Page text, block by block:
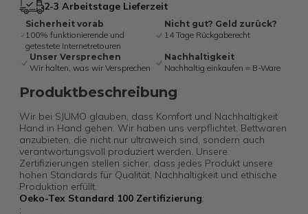
2-3 Arbeitstage Lieferzeit
Sicherheit vorab
100% funktionierende und
getestete Internetretouren
Nicht gut? Geld zurück?
14 Tage Rückgaberecht
Unser Versprechen
Wir halten, was wir Versprechen
Nachhaltigkeit
Nachhaltig einkaufen = B-Ware
Produktbeschreibung
Wir bei SJUMO glauben, dass Komfort und Nachhaltigkeit
Hand in Hand gehen. Wir haben uns verpflichtet, Bettwaren
anzubieten, die nicht nur ultraweich sind, sondern auch
verantwortungsvoll produziert werden. Unsere
Zertifizierungen stellen sicher, dass jedes Produkt unsere
hohen Standards für Qualität, Nachhaltigkeit und ethische
Produktion erfüllt.
Oeko-Tex Standard 100 Zertifizierung:
: